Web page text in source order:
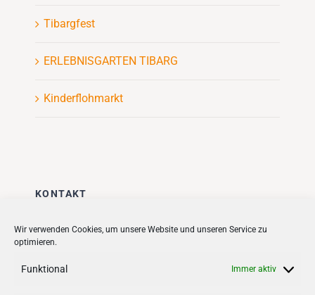
Wir verwenden Cookies, um unsere Website und unseren Service zu
optimieren.
Funktional Immer aktiv
Tibargfest
ERLEBNISGARTEN TIBARG
Kinderflohmarkt
KONTAKT
Stadt + Handel City- und
Quartiersmanagement